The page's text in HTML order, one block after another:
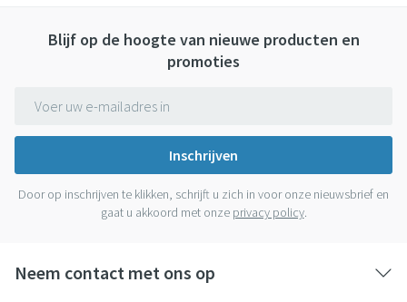
Blijf op de hoogte van nieuwe producten en
promoties
Inschrijven
Door op inschrijven te klikken, schrijft u zich in voor onze nieuwsbrief en
gaat u akkoord met onze privacy policy.
Neem contact met ons op